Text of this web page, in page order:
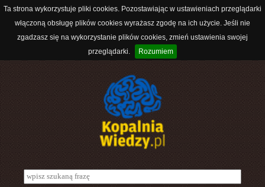
Ta strona wykorzystuje pliki cookies. Pozostawiając w ustawieniach przeglądarki
włączoną obsługę plików cookies wyrażasz zgodę na ich użycie. Jeśli nie
zgadzasz się na wykorzystanie plików cookies, zmień ustawienia swojej
przeglądarki.
Rozumiem